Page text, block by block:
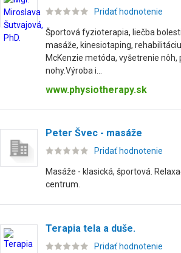
Pridať hodnotenie
Športová fyzioterapia, liečba
masáže, kinesiotaping,
McKenzie metóda, vyšetrenie nôh,
nohy.Výroba i...
www.physiotherapy.sk
Peter Švec - masáže
Pridať hodnotenie
Masáže - klasická, športová.
centrum.
Terapia tela a duše.
Pridať hodnotenie